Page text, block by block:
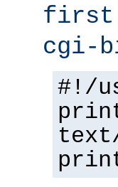
cgi-
#!/